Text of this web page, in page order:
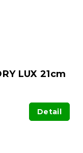
LUX 21cm
Detail